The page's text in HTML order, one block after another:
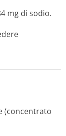
mg di sodio.
(concentrato